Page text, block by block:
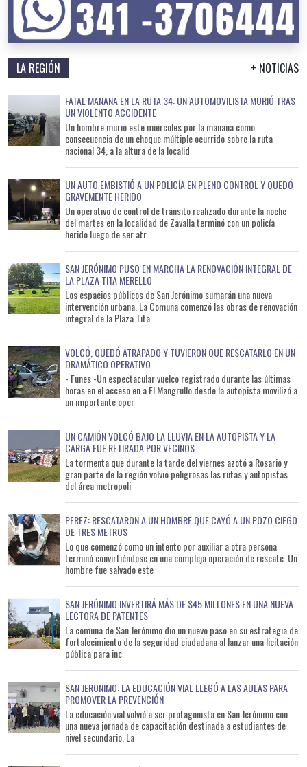
LA REGIÓN + NOTICIAS
FATAL MAÑANA EN LA RUTA 34: UN AUTOMOVILISTA MURIÓ TRAS
UN VIOLENTO ACCIDENTE
Un hombre murió este miércoles por la mañana como
consecuencia de un choque múltiple ocurrido sobre la ruta
nacional 34, a la altura de la localid
UN AUTO EMBISTIÓ A UN POLICÍA EN PLENO CONTROL Y QUEDÓ
GRAVEMENTE HERIDO
Un operativo de control de tránsito realizado durante la noche
del martes en la localidad de Zavalla terminó con un policía
herido luego de ser atr
SAN JERÓNIMO PUSO EN MARCHA LA RENOVACIÓN INTEGRAL DE
LA PLAZA TITA MERELLO
Los espacios públicos de San Jerónimo sumarán una nueva
intervención urbana. La Comuna comenzó las obras de renovación
integral de la Plaza Tita
VOLCÓ, QUEDÓ ATRAPADO Y TUVIERON QUE RESCATARLO EN UN
DRAMÁTICO OPERATIVO
- Funes -Un espectacular vuelco registrado durante las últimas
horas en el acceso en a El Mangrullo desde la autopista movilizó a
un importante oper
UN CAMIÓN VOLCÓ BAJO LA LLUVIA EN LA AUTOPISTA Y LA
CARGA FUE RETIRADA POR VECINOS
La tormenta que durante la tarde del viernes azotó a Rosario y
gran parte de la región volvió peligrosas las rutas y autopistas
del área metropoli
PEREZ: RESCATARON A UN HOMBRE QUE CAYÓ A UN POZO CIEGO
DE TRES METROS
Lo que comenzó como un intento por auxiliar a otra persona
terminó convirtiéndose en una compleja operación de rescate. Un
hombre fue salvado este
SAN JERÓNIMO INVERTIRÁ MÁS DE $45 MILLONES EN UNA NUEVA
LECTORA DE PATENTES
La comuna de San Jerónimo dio un nuevo paso en su estrategia de
fortalecimiento de la seguridad ciudadana al lanzar una licitación
pública para inc
SAN JERONIMO: LA EDUCACIÓN VIAL LLEGÓ A LAS AULAS PARA
PROMOVER LA PREVENCIÓN
La educación vial volvió a ser protagonista en San Jerónimo con
una nueva jornada de capacitación destinada a estudiantes de
nivel secundario. La